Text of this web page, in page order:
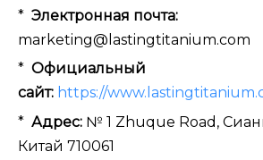
* Электронная почта:
marketing@lastingtitanium.com
* Официальный
сайт: https://
* Адрес: № 1 Zhuque Road,
Китай 710061